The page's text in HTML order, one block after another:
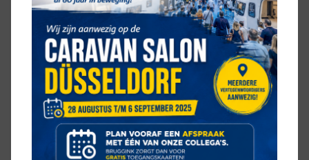
VERWARMING
Dieselverwarming
Ringverwarming
HOE IS DEZE TRIGANO MINI
FREESTYLE INGEDEELD